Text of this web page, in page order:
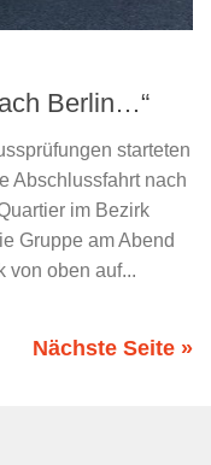
Berlin…“
starteten
Abschlussfahrt nach
im Bezirk
Gruppe am Abend
von oben auf...
Nächste Seite »